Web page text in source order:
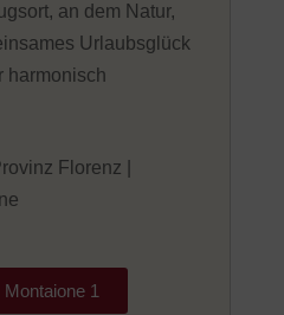
an dem Natur,
Urlaubsglück
harmonisch
Florenz |
1